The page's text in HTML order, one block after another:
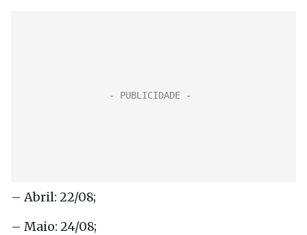
– Abril: 22/08;
– Maio: 24/08;